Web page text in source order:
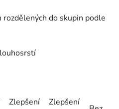
do skupin podle
Zlepšení
Zlepšení